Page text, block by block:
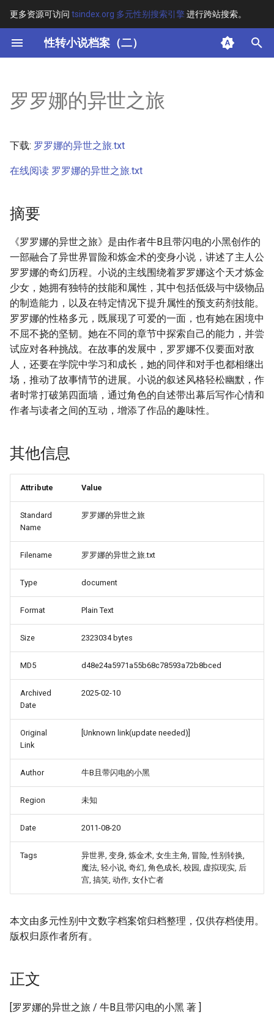
更多资源可访问 tsindex.org 多元性别搜索引擎进行跨站搜索。
性转小说档案（二）
键
开
搜
索
其他信息
正文
罗罗娜的异世之旅
下载: 罗罗娜的异世之旅.txt
在线阅读 罗罗娜的异世之旅.txt
摘要
《罗罗娜的异世之旅》是由作者牛B且带闪电的小黑创作的
一部融合了异世界冒险和炼金术的变身小说，讲述了主人公
罗罗娜的奇幻历程。小说的主线围绕着罗罗娜这个天才炼金
少女，她拥有独特的技能和属性，其中包括低级与中级物品
的制造能力，以及在特定情况下提升属性的预支药剂技能。
罗罗娜的性格多元，既展现了可爱的一面，也有她在困境中
不屈不挠的坚韧。她在不同的章节中探索自己的能力，并尝
试应对各种挑战。在故事的发展中，罗罗娜不仅要面对敌
人，还要在学院中学习和成长，她的同伴和对手也都相继出
场，推动了故事情节的进展。小说的叙述风格轻松幽默，作
者时常打破第四面墙，通过角色的自述带出幕后写作心情和
作者与读者之间的互动，增添了作品的趣味性。
其他信息
Attribute Value
Standard
Name
罗罗娜的异世之旅
Filename 罗罗娜的异世之旅.txt
Type document
Format Plain Text
Size 2323034 bytes
MD5 d48e24a5971a55b68c78593a72b8bced
Archived
Date
2025-02-10
Original
Link
[Unknown link(update needed)]
Author 牛B且带闪电的小黑
Region 未知
Date 2011-08-20
Tags
异世界, 变身, 炼金术, 女生主角, 冒险, 性别转换,
魔法, 轻小说, 奇幻, 角色成长, 校园, 虚拟现实, 后
宫, 搞笑, 动作, 女仆亡者
本文由多元性别中文数字档案馆归档整理，仅供存档使用。
版权归原作者所有。
正文
[罗罗娜的异世之旅 / 牛B且带闪电的小黑 著 ]